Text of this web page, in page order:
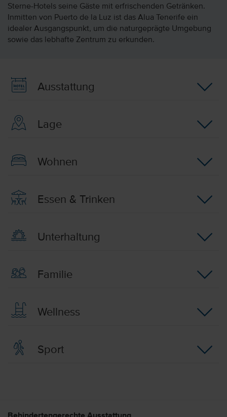
Sterne-Hotels seine Gäste mit erfrischenden Getränken.
Inmitten von Puerto de la Luz ist das Alua Tenerife ein
idealer Ausgangspunkt, um die naturgeprägte Umgebung
sowie das lebhafte Zentrum zu erkunden.
Ausstattung
Lage
Wohnen
Essen & Trinken
Unterhaltung
Familie
Wellness
Sport